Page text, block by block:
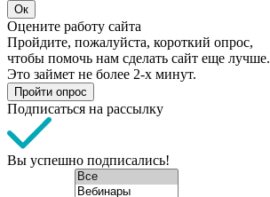
Ок
Оцените работу сайта
Пройдите, пожалуйста, короткий опрос,
чтобы помочь нам сделать сайт еще лучше.
Это займет не более 2-х минут.
Пройти опрос
Подписаться на рассылку
Вы успешно подписались!